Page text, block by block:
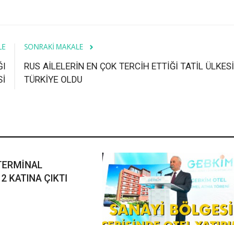
SONRAKI MAKALE
RUS AİLELERİN EN ÇOK TERCİH ETTİĞİ TATİL ÜLKESİ
TÜRKİYE OLDU
KATINA ÇIKTI